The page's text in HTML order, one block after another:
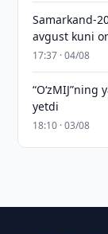
Samarkand-
avgust kuni
17:37 · 04/08
yetdi
18:10 · 03/08